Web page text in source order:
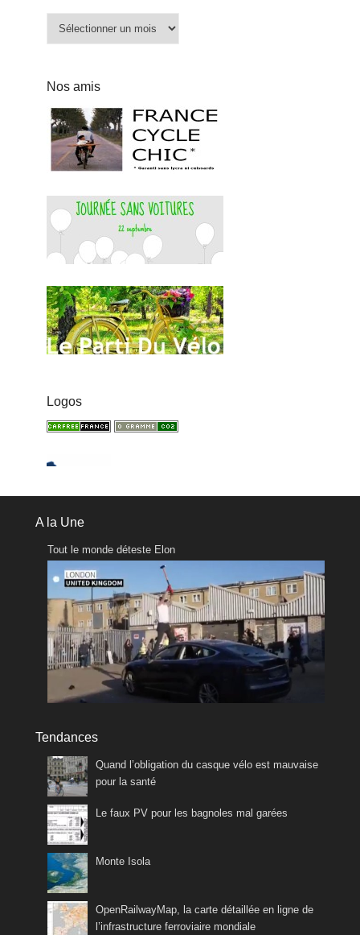
Nos amis
Logos
A la Une
Tout le monde déteste Elon
Tendances
Quand l’obligation du casque vélo est mauvaise
pour la santé
Le faux PV pour les bagnoles mal garées
Monte Isola
OpenRailwayMap, la carte détaillée en ligne de
l’infrastructure ferroviaire mondiale